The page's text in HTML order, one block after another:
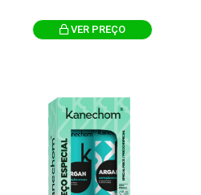
VER PREÇO